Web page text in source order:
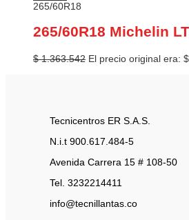
265/60R18
265/60R18 Michelin
$1.363.542 El precio original era:
Tecnicentros ER S.A.S.
N.i.t 900.617.484-5
Avenida Carrera 15 # 108-50
Tel. 3232214411
info@tecnillantas.co